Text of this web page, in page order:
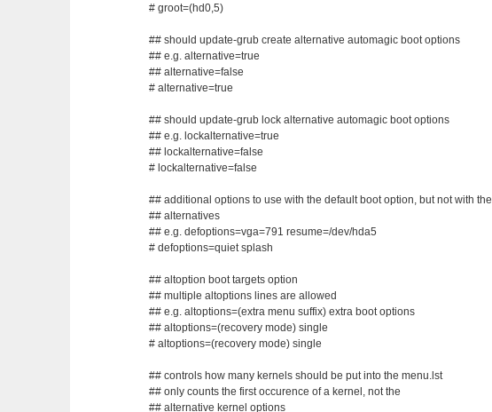
# groot=(hd0,5)
## should update-grub create alternative automagic boot options
## e.g. alternative=true
## alternative=false
# alternative=true
## should update-grub lock alternative automagic boot options
## e.g. lockalternative=true
## lockalternative=false
# lockalternative=false
## additional options to use with the default boot option, but not with the
## alternatives
## e.g. defoptions=vga=791 resume=/dev/hda5
# defoptions=quiet splash
## altoption boot targets option
## multiple altoptions lines are allowed
## e.g. altoptions=(extra menu suffix) extra boot options
## altoptions=(recovery mode) single
# altoptions=(recovery mode) single
## controls how many kernels should be put into the menu.lst
## only counts the first occurence of a kernel, not the
## alternative kernel options